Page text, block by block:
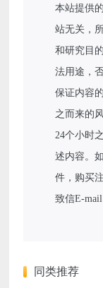
本站提供
站无关，
和研究目
法用途，
保证内容
之而来的
24个小时
述内容。
件，购买
致信E-mail
同类推荐